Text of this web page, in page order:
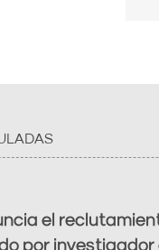
el
por